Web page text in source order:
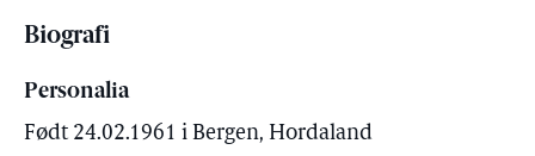
Biografi
Personalia
Født 24.02.1961 i Bergen, Hordaland